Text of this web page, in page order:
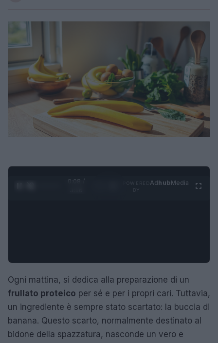
0:09 /
AdhubMedia
Ogni mattina, si dedica alla preparazione di un
frullato proteico per sé e per i propri cari. Tuttavia,
un ingrediente è sempre stato scartato: la buccia di
banana. Questo scarto, normalmente destinato al
bidone della spazzatura, nasconde un vero e